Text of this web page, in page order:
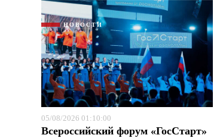
НОВОСТИ
05/08/2026 01:10:00
Всероссийский форум «ГосСтарт»